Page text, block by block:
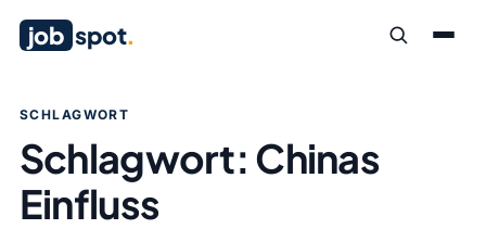
job spot.
SCHLAGWORT
Schlagwort:Chinas
Einfluss